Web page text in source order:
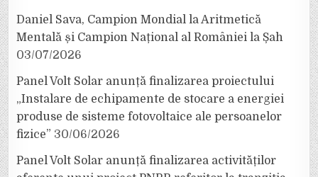
Daniel Sava, Campion Mondial la Aritmetică
Mentală și Campion Național al României la Șah
03/07/2026
Panel Volt Solar anunță finalizarea proiectului
„Instalare de echipamente de stocare a energiei
produse de sisteme fotovoltaice ale persoanelor
fizice” 30/06/2026
Panel Volt Solar anunță finalizarea activităților